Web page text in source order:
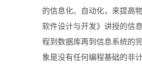
的信息化、自动化，来提高
软件设计与开发》讲授的信
程到数据库再到信息系统的
象是没有任何编程基础的非